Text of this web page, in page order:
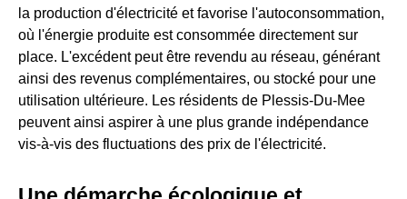
la production d'électricité et favorise l'autoconsommation,
où l'énergie produite est consommée directement sur
place. L'excédent peut être revendu au réseau, générant
ainsi des revenus complémentaires, ou stocké pour une
utilisation ultérieure. Les résidents de Plessis-Du-Mee
peuvent ainsi aspirer à une plus grande indépendance
vis-à-vis des fluctuations des prix de l'électricité.